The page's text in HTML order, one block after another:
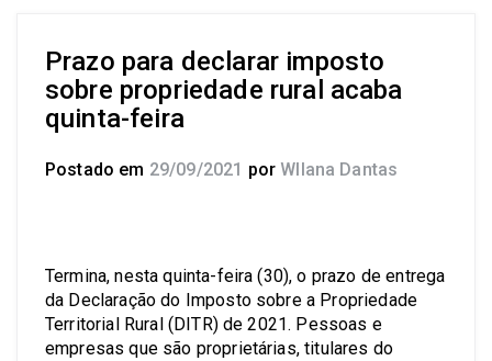
Prazo para declarar imposto
sobre propriedade rural acaba
quinta-feira
Postado em 29/09/2021 por Wllana Dantas
Termina, nesta quinta-feira (30), o prazo de entrega
da Declaração do Imposto sobre a Propriedade
Territorial Rural (DITR) de 2021. Pessoas e
empresas que são proprietárias, titulares do